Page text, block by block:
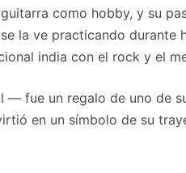
como hobby, y su
la ve practicando durante
india con el rock y el
fue un regalo de uno de
en un símbolo de su